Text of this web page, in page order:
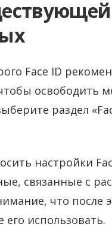
Face ID
освободить
раздел
настройки
связанные с
что после
его использовать.